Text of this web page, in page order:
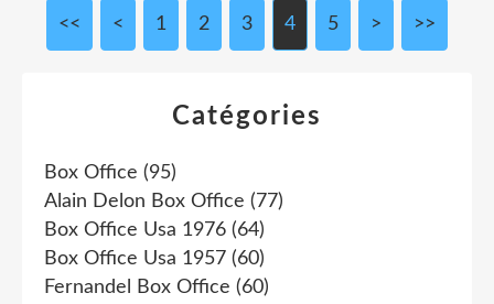
<< < 1 2 3 4 5 > >>
Catégories
Box Office (95)
Alain Delon Box Office (77)
Box Office Usa 1976 (64)
Box Office Usa 1957 (60)
Fernandel Box Office (60)